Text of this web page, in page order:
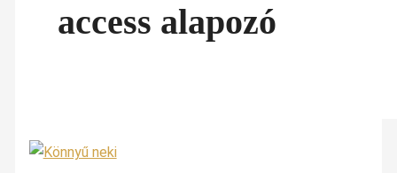
access alapozó